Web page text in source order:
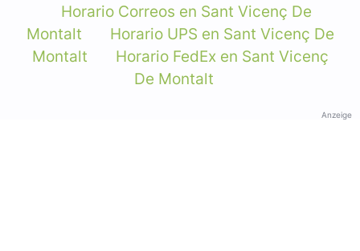
Horario Correos en Sant Vicenç De
Montalt
Horario UPS en Sant Vicenç De
Montalt
Horario FedEx en Sant Vicenç
De Montalt
Anzeige